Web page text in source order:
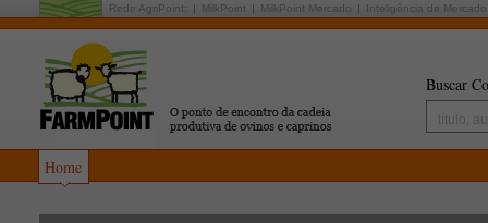
Rede AgriPoint: MilkPoint MilkPoint Mercado Inteligência de Mercado
Buscar
Home